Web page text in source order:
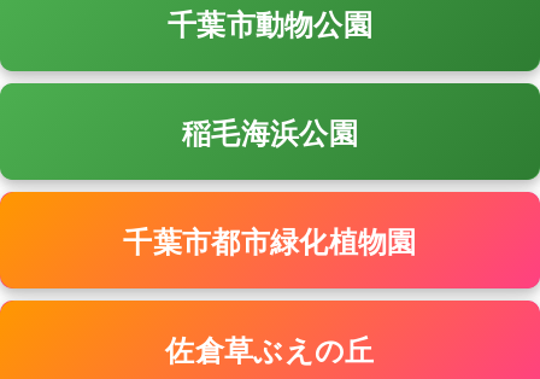
千葉市動物公園
稲毛海浜公園
千葉市都市緑化植物園
佐倉草ぶえの丘